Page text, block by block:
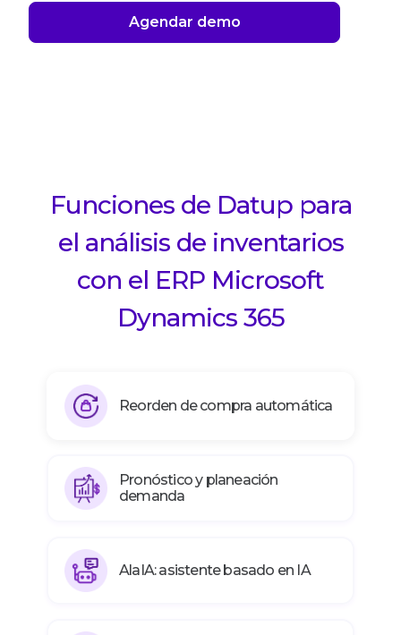
Agendar demo
Funciones de Datup para
el análisis de inventarios
con el ERP Microsoft
Dynamics 365
Reorden de compra automática
Pronóstico y planeación
demanda
AlaIA: asistente basado en IA